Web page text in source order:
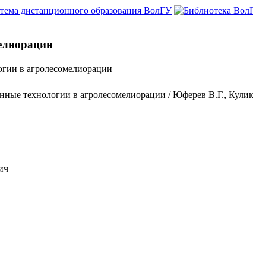
дистанционного образования ВолГУ
в агролесомелиорации
технологии в агролесомелиорации / Юферев В.Г.,